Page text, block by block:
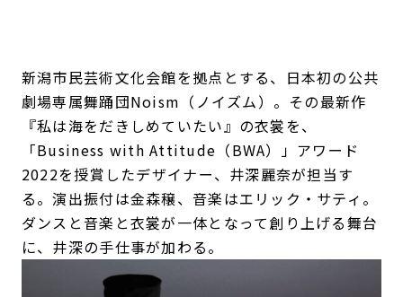
新潟市民芸術文化会館を拠点とする、日本初の公共
劇場専属舞踊団Noism（ノイズム）。その最新作
『私は海をだきしめていたい』の衣裳を、
「Business with Attitude（BWA）」アワード
2022を授賞したデザイナー、井深麗奈が担当す
る。演出振付は金森穣、音楽はエリック・サティ。
ダンスと音楽と衣裳が一体となって創り上げる舞台
に、井深の手仕事が加わる。